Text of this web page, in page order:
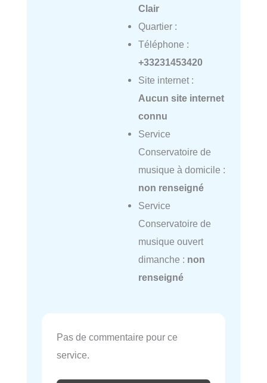
Clair
Quartier :
Téléphone :
+33231453420
Site internet :
Aucun site internet
connu
Service
Conservatoire de
musique à domicile :
non renseigné
Service
Conservatoire de
musique ouvert
dimanche : non
renseigné
Pas de commentaire pour ce
service.